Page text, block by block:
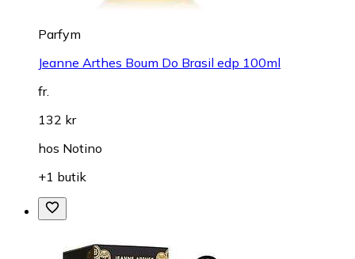
Parfym
Jeanne Arthes Boum Do Brasil edp 100ml
fr.
132 kr
hos Notino
+1 butik